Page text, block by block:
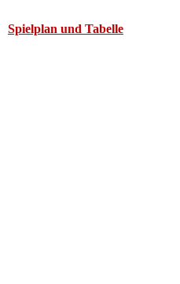
Spielplan und Tabelle